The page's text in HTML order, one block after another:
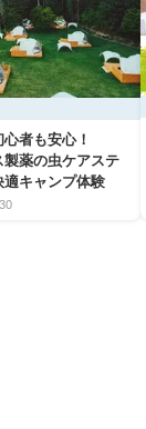
者も安心！
製薬の虫ケアステ
適キャンプ体験